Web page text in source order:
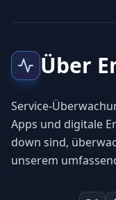
Über
Service-
Apps und digitale
down sind,
unserem